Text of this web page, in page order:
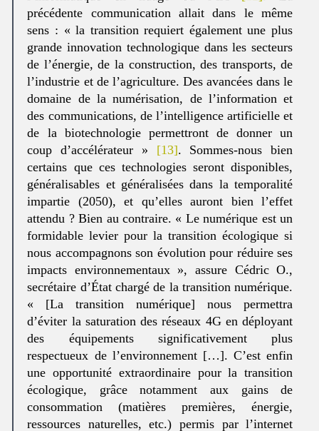
précédente communication allait dans le même
sens : « la transition requiert également une plus
grande innovation technologique dans les secteurs
de l’énergie, de la construction, des transports, de
l’industrie et de l’agriculture. Des avancées dans le
domaine de la numérisation, de l’information et
des communications, de l’intelligence artificielle et
de la biotechnologie permettront de donner un
coup d’accélérateur » [13]. Sommes-nous bien
certains que ces technologies seront disponibles,
généralisables et généralisées dans la temporalité
impartie (2050), et qu’elles auront bien l’effet
attendu ? Bien au contraire. « Le numérique est un
formidable levier pour la transition écologique si
nous accompagnons son évolution pour réduire ses
impacts environnementaux », assure Cédric O.,
secrétaire d’État chargé de la transition numérique.
« [La transition numérique] nous permettra
d’éviter la saturation des réseaux 4G en déployant
des équipements significativement plus
respectueux de l’environnement […]. C’est enfin
une opportunité extraordinaire pour la transition
écologique, grâce notamment aux gains de
consommation (matières premières, énergie,
ressources naturelles, etc.) permis par l’internet